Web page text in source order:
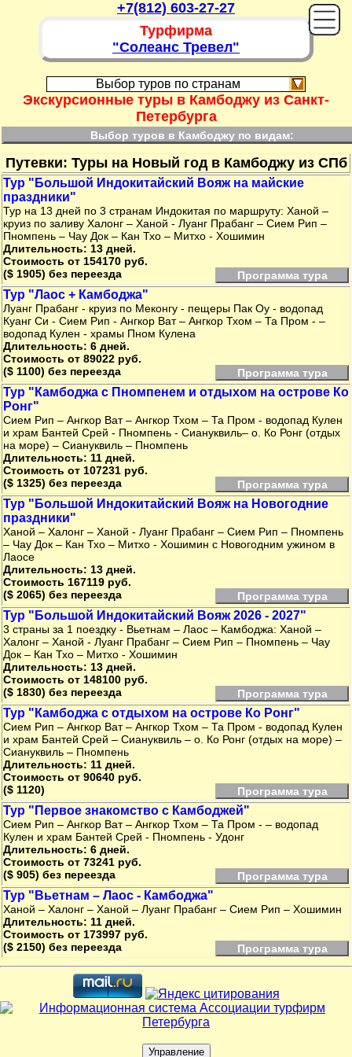
+7(812) 603-27-27
Турфирма
"Солеанс Тревел"
Выбор туров по странам
Экскурсионные туры в Камбоджу из Санкт-
Петербурга
Выбор туров в Камбоджу по видам:
Путевки: Туры на Новый год в Камбоджу из СПб
Тур "Большой Индокитайский Вояж на майские
праздники"
Тур на 13 дней по 3 странам Индокитая по маршруту: Ханой –
круиз по заливу Халонг – Ханой - Луанг Прабанг – Сием Рип –
Пномпень – Чау Док – Кан Тхо – Митхо - Хошимин
Длительность: 13 дней.
Стоимость от 154170 руб.
($ 1905) без переезда
Программа тура
Тур "Лаос + Камбоджа"
Луанг Прабанг - круиз по Меконгу - пещеры Пак Оу - водопад
Куанг Си - Сием Рип - Ангкор Ват – Ангкор Тхом – Та Пром - –
водопад Кулен - храмы Пном Кулена
Длительность: 6 дней.
Стоимость от 89022 руб.
($ 1100) без переезда
Программа тура
Тур "Камбоджа с Пномпенем и отдыхом на острове Ко
Ронг"
Сием Рип – Ангкор Ват – Ангкор Тхом – Та Пром - водопад Кулен
и храм Бантей Срей - Пномпень - Сиануквиль– о. Ко Ронг (отдых
на море) – Сиануквиль – Пномпень
Длительность: 11 дней.
Стоимость от 107231 руб.
($ 1325) без переезда
Программа тура
Тур "Большой Индокитайский Вояж на Новогодние
праздники"
Ханой – Халонг – Ханой - Луанг Прабанг – Сием Рип – Пномпень
– Чау Док – Кан Тхо – Митхо - Хошимин с Новогодним ужином в
Лаосе
Длительность: 13 дней.
Стоимость 167119 руб.
($ 2065) без переезда
Программа тура
Тур "Большой Индокитайский Вояж 2026 - 2027"
3 страны за 1 поездку - Вьетнам – Лаос – Камбоджа: Ханой –
Халонг – Ханой - Луанг Прабанг – Сием Рип – Пномпень – Чау
Док – Кан Тхо – Митхо - Хошимин
Длительность: 13 дней.
Стоимость от 148100 руб.
($ 1830) без переезда
Программа тура
Тур "Камбоджа с отдыхом на острове Ко Ронг"
Сием Рип – Ангкор Ват – Ангкор Тхом – Та Пром - водопад Кулен
и храм Бантей Срей – Сиануквиль – о. Ко Ронг (отдых на море) –
Сиануквиль – Пномпень
Длительность: 11 дней.
Стоимость от 90640 руб.
($ 1120)
Программа тура
Тур "Первое знакомство с Камбоджей"
Сием Рип – Ангкор Ват – Ангкор Тхом – Та Пром - – водопад
Кулен и храм Бантей Срей - Пномпень - Удонг
Длительность: 6 дней.
Стоимость от 73241 руб.
($ 905) без переезда
Программа тура
Тур "Вьетнам – Лаос - Камбоджа"
Ханой – Халонг – Ханой – Луанг Прабанг – Сием Рип – Хошимин
Длительность: 11 дней.
Стоимость от 173997 руб.
($ 2150) без переезда
Программа тура